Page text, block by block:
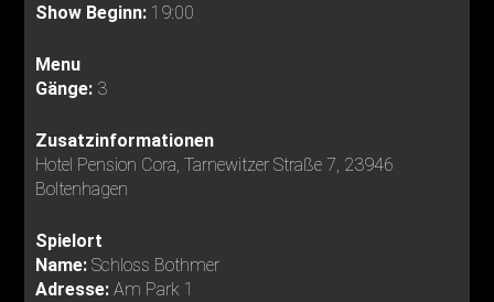
Show Beginn: 19:00
Menu
Gänge: 3
Zusatzinformationen
Hotel Pension Cora, Tarnewitzer Straße 7, 23946
Boltenhagen
Spielort
Name:Schloss Bothmer
Adresse:Am Park 1